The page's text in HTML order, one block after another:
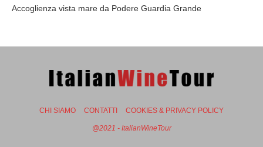
Accoglienza vista mare da Podere Guardia Grande
CHI SIAMO CONTATTI COOKIES & PRIVACY POLICY
@2021 - ItalianWineTour